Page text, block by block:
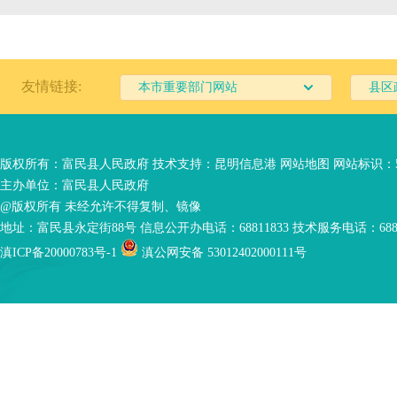
友情链接: 本市重要部门网站 县区
版权所有：富民县人民政府 技术支持： 昆明信息港 网站地图 网站标识：
主办单位：富民县人民政府
@版权所有 未经允许不得复制、镜像
地址：富民县永定街88号 信息公开办电话：68811833 技术服务电话：
滇ICP备20000783号-1
滇公网安备 53012402000111号